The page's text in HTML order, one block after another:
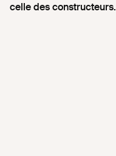
celle des constructeurs.